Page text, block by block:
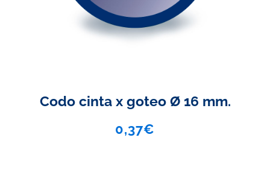
Codo cinta x goteo Ø 16 mm.
0,37€